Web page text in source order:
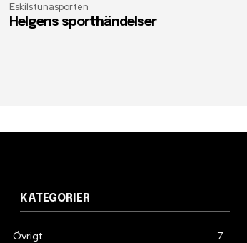
Eskilstunasporten
Helgens sporthändelser
KATEGORIER
Övrigt 7